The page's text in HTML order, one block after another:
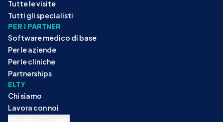
Tutte le visite
Tutti gli specialisti
PER I PARTNER
Software medico di base
Per le aziende
Per le cliniche
Partnerships
ELTY
Chi siamo
Lavora con noi